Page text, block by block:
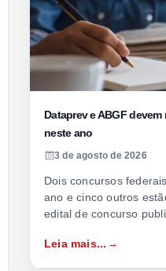
Dataprev e ABGF
neste ano
3 de agosto de 2026
Dois concursos
ano e cinco outros
edital de concurso
Leia mais...